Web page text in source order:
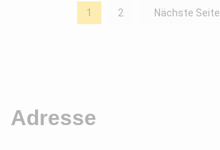
1 2 Nächste Seite
Adresse